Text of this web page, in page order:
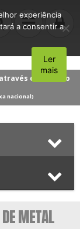
do número
nacional)
METAL
experiência
a consentir a
Aceito
Ler
mais